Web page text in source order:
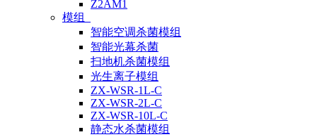
Z2AM1
模组
智能空调杀菌模组
智能光幕杀菌
扫地机杀菌模组
光生离子模组
ZX-WSR-1L-C
ZX-WSR-2L-C
ZX-WSR-10L-C
静态水杀菌模组